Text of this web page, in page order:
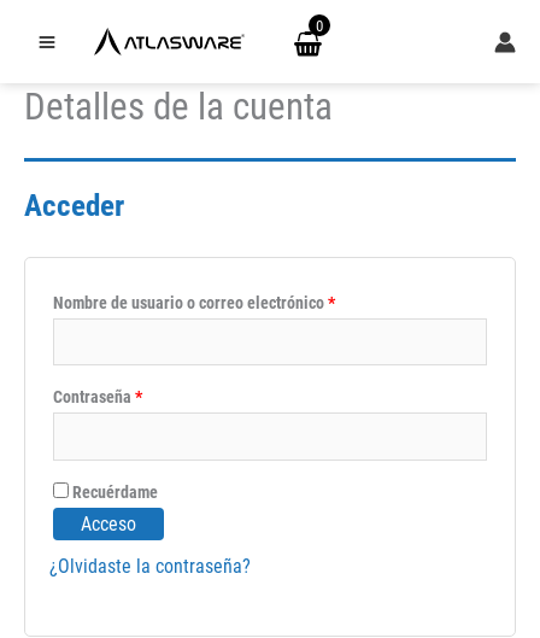
0
Detalles de la cuenta
Acceder
Nombre de usuario o correo electrónico*Obligatorio
Contraseña *Obligatorio
Recuérdame
Acceso
¿Olvidaste la contraseña?